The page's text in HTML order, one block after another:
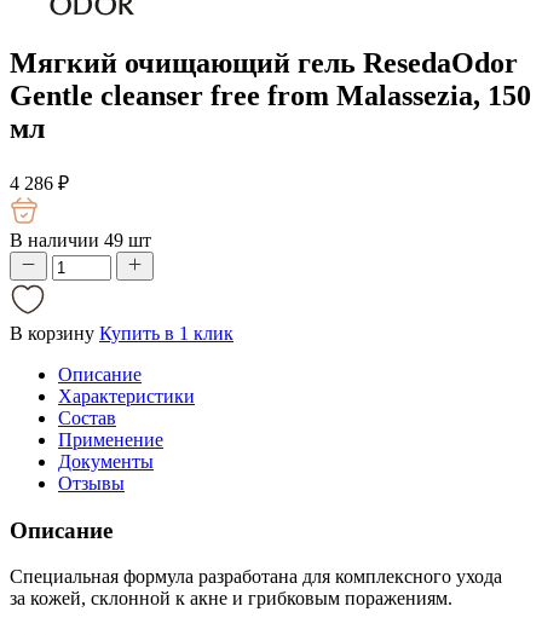
Мягкий очищающий гель ResedaOdor
Gentle cleanser free from Malassezia, 150
мл
4 286 ₽
В наличии 49 шт
В корзину Купить в 1 клик
Описание
Характеристики
Состав
Применение
Документы
Отзывы
Описание
Специальная формула разработана для комплексного ухода
за кожей, склонной к акне и грибковым поражениям.